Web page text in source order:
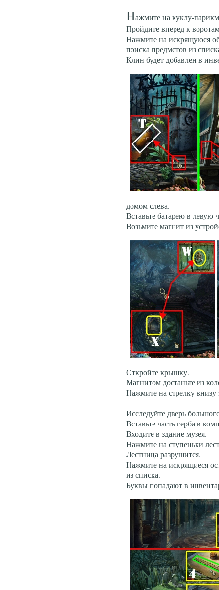
Нажмите на куклу-
Пройдите вперед к
Нажмите на искрящуюся
поиска предметов из
Клин будет добавлен в
домом слева.
Вставьте батарею в левую
Возьмите магнит из
Откройте крышку.
Магнитом достаньте из
Нажмите на стрелку внизу
Исследуйте дверь
Вставьте часть герба в
Входите в здание музея.
Нажмите на ступеньки
Лестница разрушится.
Нажмите на искрящиеся
из списка.
Буквы попадают в